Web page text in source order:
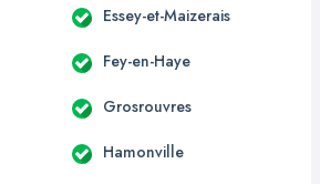
Essey-et-Maizerais
Fey-en-Haye
Grosrouvres
Hamonville